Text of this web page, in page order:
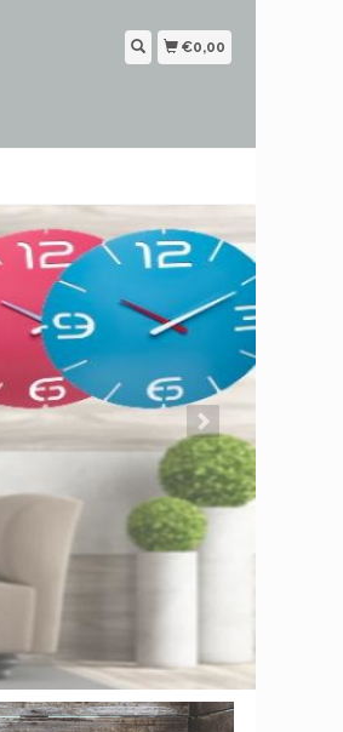
€0,00